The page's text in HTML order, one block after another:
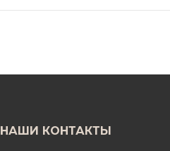
НАШИ КОНТАКТЫ